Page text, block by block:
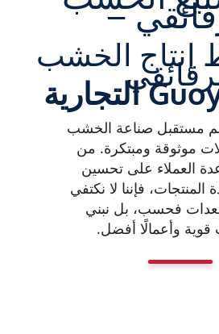
–
الخشب
مستقبل صناعة الخشب
موثوقة ومبتكرة. من
العملاء على تحسين
المنتجات، فإننا لا نكتفي
فحسب، بل نبني
وأعمالًا أفضل.